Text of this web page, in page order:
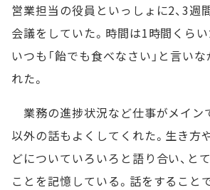
営業担当の役員といっしょに2、3週
会議をしていた。時間は1時間くらい
いつも「飴でも食べなさい」と言いな
れた。
業務の進捗状況など仕事がメイン
以外の話もよくしてくれた。生き方
どについていろいろと語り合い、と
ことを記憶している。話をすること